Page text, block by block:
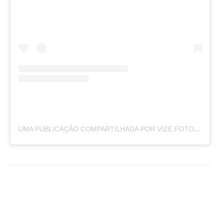
UMA PUBLICAÇÃO COMPARTILHADA POR VIZE FOTOGRAFIA (@VIZEFOTOGRAFIA)